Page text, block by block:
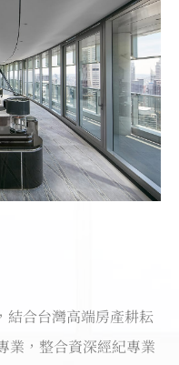
結合台灣高端房產耕耘
業，整合資深經紀專業